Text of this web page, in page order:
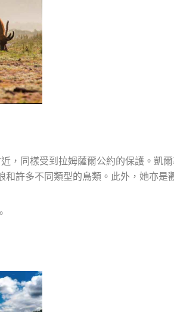
，同樣受到拉姆薩爾公約的保護。凱
許多不同類型的鳥類。此外，她亦是